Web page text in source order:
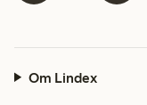
Om Lindex